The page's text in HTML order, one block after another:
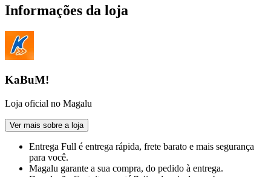
Informações da loja
KaBuM!
Loja oficial no Magalu
Ver mais sobre a loja
Entrega Full é entrega rápida, frete barato e mais segurança
para você.
Magalu garante a sua compra, do pedido à entrega.